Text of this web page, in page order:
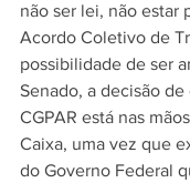
não ser lei, não estar
Acordo Coletivo de
possibilidade de ser
Senado, a decisão de
CGPAR está nas
Caixa, uma vez que
do Governo Federal